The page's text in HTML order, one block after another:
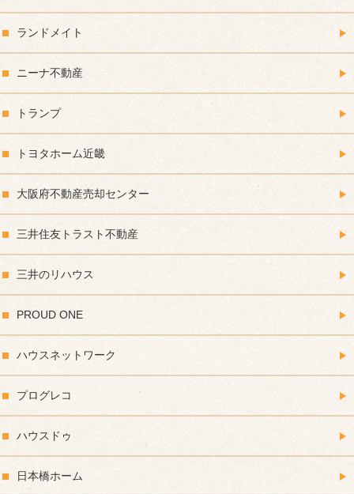
ランドメイト
ニーナ不動産
トランプ
トヨタホーム近畿
大阪府不動産売却センター
三井住友トラスト不動産
三井のリハウス
PROUD ONE
ハウスネットワーク
プログレコ
ハウスドゥ
日本橋ホーム